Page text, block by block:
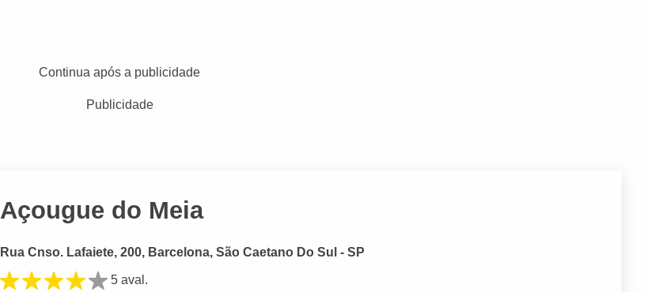
Continua após a publicidade
Publicidade
Açougue do Meia
Rua Cnso. Lafaiete, 200, Barcelona, São Caetano Do Sul - SP
5 aval.